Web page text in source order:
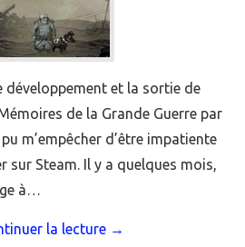
développement et la sortie de
de la Grande Guerre par
m’empêcher d’être impatiente
sur Steam. Il y a quelques mois,
à…
la lecture →